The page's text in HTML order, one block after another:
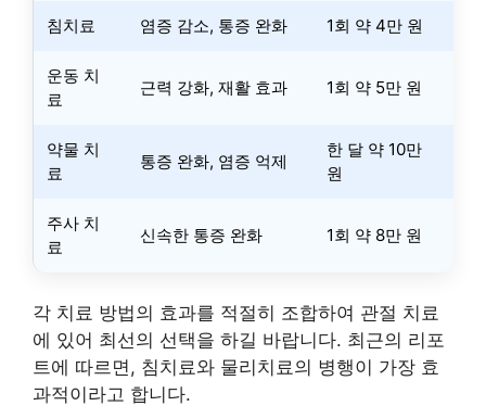
침치료 염증 감소, 통증 완화 1회 약 4만 원
운동 치
료
근력 강화, 재활 효과 1회 약 5만 원
약물 치
료
통증 완화, 염증 억제
한 달 약 10만
원
주사 치
료
신속한 통증 완화 1회 약 8만 원
각 치료 방법의 효과를 적절히 조합하여 관절 치료
에 있어 최선의 선택을 하길 바랍니다. 최근의 리포
트에 따르면, 침치료와 물리치료의 병행이 가장 효
과적이라고 합니다.